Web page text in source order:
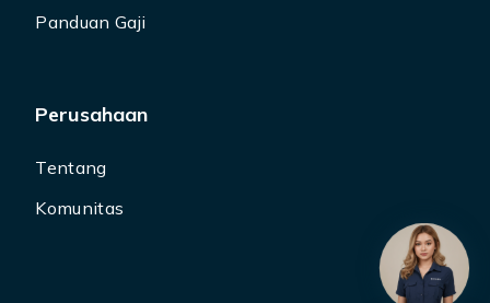
Panduan Gaji
Perusahaan
Tentang
Komunitas